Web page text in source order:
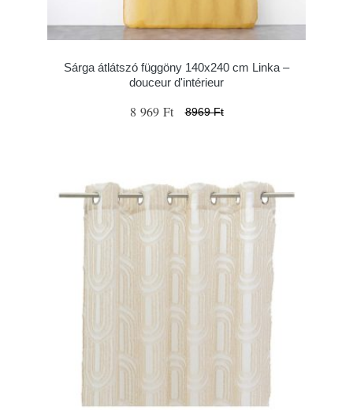
Sárga átlátszó függöny 140x240 cm Linka –
douceur d'intérieur
8 969 Ft 8969 Ft